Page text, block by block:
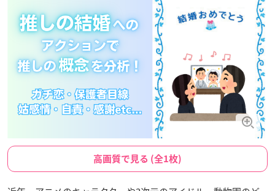
高画質で見る (全1枚)